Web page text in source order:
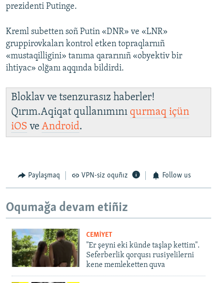
prezidenti Putinge.
Kreml subetten soñ Putin «DNR» ve «LNR»
gruppirovkaları kontrol etken topraqlarnıñ
«mustaqilligini» tanıma qararınıñ «obyektiv bir
ihtiyac» olğanı aqqında bildirdi.
Bloklav ve tsenzurasız haberler!
Qırım.Aqiqat qullanımını qurmaq içün
iOS ve Android.
Paylaşmaq VPN-siz oquñız Follow us
Oqumağa devam etiñiz
CEMİYET
"Er şeyni eki künde taşlap kettim".
Seferberlik qorqusı rusiyelilerni
kene memleketten quva